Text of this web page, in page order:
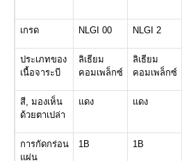
เกรด NLGI 00 NLGI 2
ประเภทของ
เนื้อจาระบี
ลิเธียม
คอมเพล็กซ์
ลิเธียม
คอมเพล็กซ์
สี, มองเห็น
ด้วยตาเปล่า
แดง แดง
การกัดกร่อน
แผ่น
1B 1B